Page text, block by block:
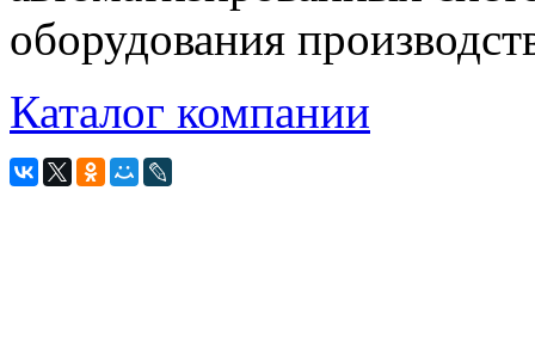
оборудования
Каталог компании